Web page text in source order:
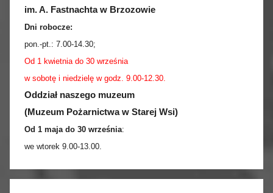
im. A. Fastnachta w Brzozowie
Dni robocze:
pon.-pt.: 7.00-14.30;
Od 1 kwietnia do 30 września
w sobotę i niedzielę w godz. 9.00-12.30.
Oddział naszego muzeum
(Muzeum Pożarnictwa w Starej Wsi)
Od 1 maja do 30 września:
we wtorek 9.00-13.00.